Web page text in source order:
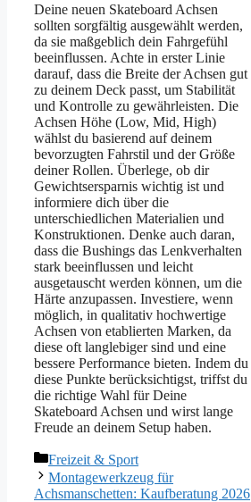
Deine neuen Skateboard Achsen
sollten sorgfältig ausgewählt werden,
da sie maßgeblich dein Fahrgefühl
beeinflussen. Achte in erster Linie
darauf, dass die Breite der Achsen gut
zu deinem Deck passt, um Stabilität
und Kontrolle zu gewährleisten. Die
Achsen Höhe (Low, Mid, High)
wählst du basierend auf deinem
bevorzugten Fahrstil und der Größe
deiner Rollen. Überlege, ob dir
Gewichtsersparnis wichtig ist und
informiere dich über die
unterschiedlichen Materialien und
Konstruktionen. Denke auch daran,
dass die Bushings das Lenkverhalten
stark beeinflussen und leicht
ausgetauscht werden können, um die
Härte anzupassen. Investiere, wenn
möglich, in qualitativ hochwertige
Achsen von etablierten Marken, da
diese oft langlebiger sind und eine
bessere Performance bieten. Indem du
diese Punkte berücksichtigst, triffst du
die richtige Wahl für Deine
Skateboard Achsen und wirst lange
Freude an deinem Setup haben.
Kategorien
Freizeit & Sport
Montagewerkzeug für
Achsmanschetten: Kaufberatung 2026